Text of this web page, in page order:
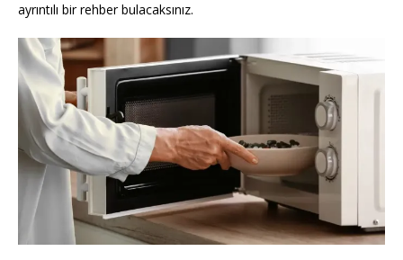
ayrıntılı bir rehber bulacaksınız.